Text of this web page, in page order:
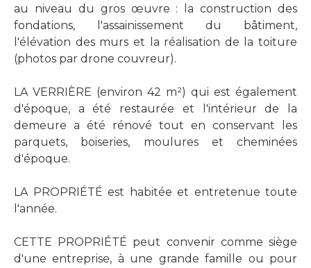
au niveau du gros œuvre : la construction des
fondations, l'assainissement du bâtiment,
l'élévation des murs et la réalisation de la toiture
(photos par drone couvreur).
LA VERRIÈRE (environ 42 m²) qui est également
d'époque, a été restaurée et l'intérieur de la
demeure a été rénové tout en conservant les
parquets, boiseries, moulures et cheminées
d'époque.
LA PROPRIÉTÉ est habitée et entretenue toute
l'année.
CETTE PROPRIÉTÉ peut convenir comme siège
d'une entreprise, à une grande famille ou pour